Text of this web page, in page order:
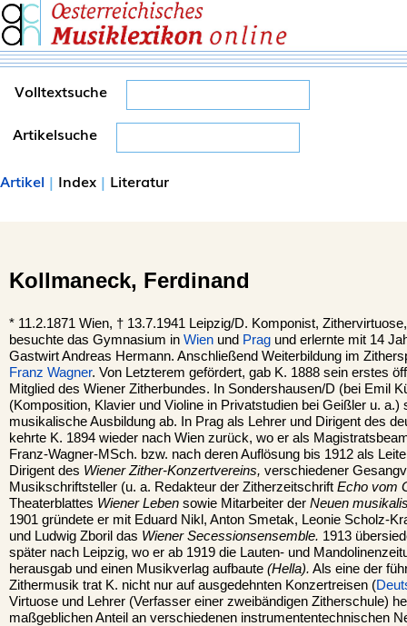
Volltextsuche
Artikelsuche
Artikel | Index | Literatur
Kollmaneck, Ferdinand
* 11.2.1871 Wien, † 13.7.1941 Leipzig/D. Komponist,
besuchte das Gymnasium in Wien und Prag und erlernte mit 14
Gastwirt Andreas Hermann. Anschließend Weiterbildung im
Franz Wagner. Von Letzterem gefördert, gab K. 1888 sein erstes
Mitglied des Wiener Zitherbundes. In Sondershausen/D (bei Emil
(Komposition, Klavier und Violine in Privatstudien bei Geißler u. a.)
musikalische Ausbildung ab. In Prag als Lehrer und Dirigent des
kehrte K. 1894 wieder nach Wien zurück, wo er als
Franz-Wagner-MSch. bzw. nach deren Auflösung bis 1912 als
Dirigent des Wiener Zither-Konzertvereins, verschiedener
Musikschriftsteller (u. a. Redakteur der Zitherzeitschrift Echo vom
Theaterblattes Wiener Leben sowie Mitarbeiter der Neuen
1901 gründete er mit Eduard Nikl, Anton Smetak, Leonie Scholz-
und Ludwig Zboril das Wiener Secessionsensemble. 1913
später nach Leipzig, wo er ab 1919 die Lauten- und
herausgab und einen Musikverlag aufbaute (Hella). Als eine der
Zithermusik trat K. nicht nur auf ausgedehnten Konzertreisen (
Virtuose und Lehrer (Verfasser einer zweibändigen Zitherschule)
maßgeblichen Anteil an verschiedenen instrumententechnischen